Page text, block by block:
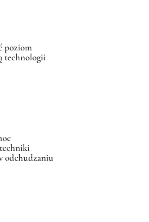
poziom
technologii
odchudzaniu